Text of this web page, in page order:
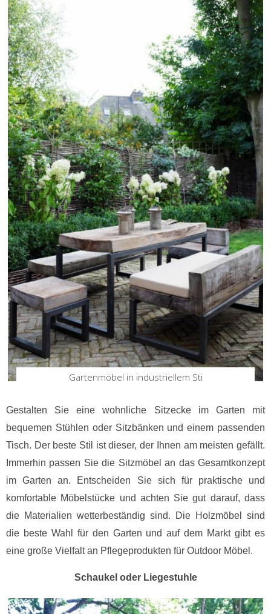
Gartenmöbel in industriellem Sti
Gestalten Sie eine wohnliche Sitzecke im Garten mit
bequemen Stühlen oder Sitzbänken und einem passenden
Tisch. Der beste Stil ist dieser, der Ihnen am meisten gefällt.
Immerhin passen Sie die Sitzmöbel an das Gesamtkonzept
im Garten an. Entscheiden Sie sich für praktische und
komfortable Möbelstücke und achten Sie gut darauf, dass
die Materialien wetterbeständig sind. Die Holzmöbel sind
die beste Wahl für den Garten und auf dem Markt gibt es
eine große Vielfalt an Pflegeprodukten für Outdoor Möbel.
Schaukel oder Liegestuhle